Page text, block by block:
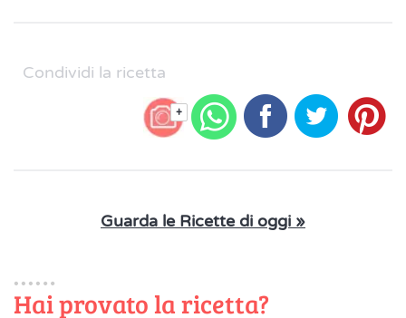
Condividi la ricetta
+
Guarda le Ricette di oggi »
Hai provato la ricetta?